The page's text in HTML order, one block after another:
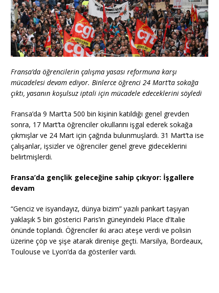
Fransa’da öğrencilerin çalışma yasası reformuna karşı
mücadelesi devam ediyor. Binlerce öğrenci 24 Mart’ta sokağa
çıktı, yasanın koşulsuz iptali için mücadele edeceklerini söyledi
Fransa’da 9 Mart’ta 500 bin kişinin katıldığı genel grevden
sonra, 17 Mart’ta öğrenciler okullarını işgal ederek sokağa
çıkmışlar ve 24 Mart için çağrıda bulunmuşlardı. 31 Mart’ta ise
çalışanlar, işsizler ve öğrenciler genel greve gideceklerini
belirtmişlerdi.
Fransa’da gençlik geleceğine sahip çıkıyor: İşgallere
devam
“Genciz ve isyandayız, dünya bizim” yazılı pankart taşıyan
yaklaşık 5 bin gösterici Paris’in güneyindeki Place d’Italie
önünde toplandı. Öğrenciler iki aracı ateşe verdi ve polisin
üzerine çöp ve şişe atarak direnişe geçti. Marsilya, Bordeaux,
Toulouse ve Lyon’da da gösteriler vardı.